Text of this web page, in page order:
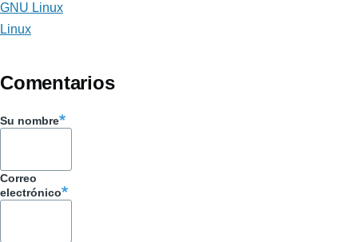
GNU Linux
Linux
Comentarios
Su nombre
Correo
electrónico